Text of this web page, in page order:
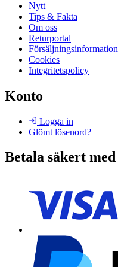
Nytt
Tips & Fakta
Om oss
Returportal
Försäljningsinformation
Cookies
Integritetspolicy
Konto
Logga in
Glömt lösenord?
Betala säkert med